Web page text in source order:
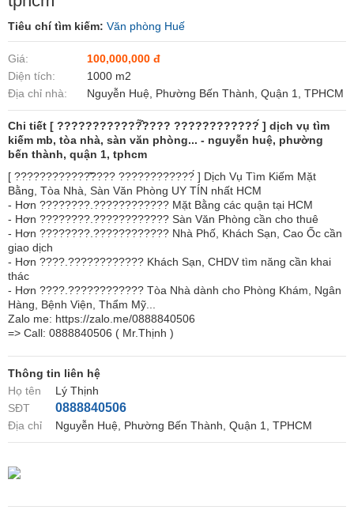
Tiêu chí tìm kiếm: Văn phòng Huế
Giá:
100,000,000 đ
Diện tích:
1000 m2
Địa chỉ nhà:
Nguyễn Huệ, Phường Bến Thành, Quận 1, TPHCM
Chi tiết [ ????????????̂̃???? ????????????́ ] dịch vụ tìm
kiếm mb, tòa nhà, sàn văn phòng... - nguyễn huệ, phường
bến thành, quận 1, tphcm
[ ????????????̂̃???? ????????????́ ] Dịch Vụ Tìm Kiếm Mặt
Bằng, Tòa Nhà, Sàn Văn Phòng UY TÍN nhất HCM
- Hơn ????????.???????????? Mặt Bằng các quận tại HCM
- Hơn ????????.???????????? Sàn Văn Phòng cần cho thuê
- Hơn ????????.???????????? Nhà Phố, Khách Sạn, Cao Ốc cần
giao dịch
- Hơn ????.???????????? Khách Sạn, CHDV tìm năng cần khai
thác
- Hơn ????.???????????? Tòa Nhà dành cho Phòng Khám, Ngân
Hàng, Bệnh Viện, Thẩm Mỹ...
Zalo me: https://zalo.me/0888840506
=> Call: 0888840506 ( Mr.Thịnh )
Thông tin liên hệ
Họ tên
Lý Thịnh
SĐT
0888840506
Địa chỉ Nguyễn Huệ, Phường Bến Thành, Quận 1, TPHCM